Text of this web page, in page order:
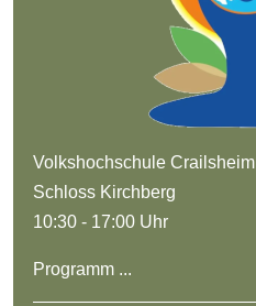
Volkshochschule Crailsheim
Schloss Kirchberg
10:30 - 17:00 Uhr
Programm ...